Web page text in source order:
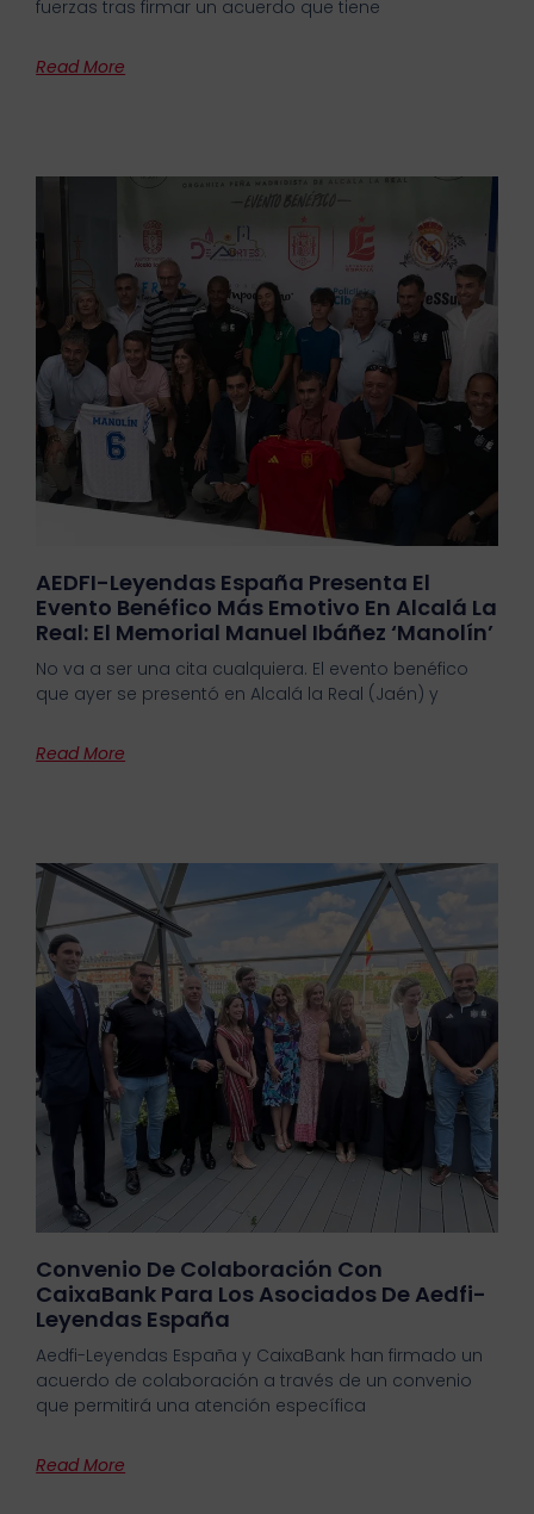
fuerzas tras firmar un acuerdo que tiene
Read More
AEDFI-Leyendas España Presenta El
Evento Benéfico Más Emotivo En Alcalá La
Real: El Memorial Manuel Ibáñez ‘Manolín’
No va a ser una cita cualquiera. El evento benéfico
que ayer se presentó en Alcalá la Real (Jaén) y
Read More
Convenio De Colaboración Con
CaixaBank Para Los Asociados De Aedfi-
Leyendas España
Aedfi-Leyendas España y CaixaBank han firmado un
acuerdo de colaboración a través de un convenio
que permitirá una atención específica
Read More